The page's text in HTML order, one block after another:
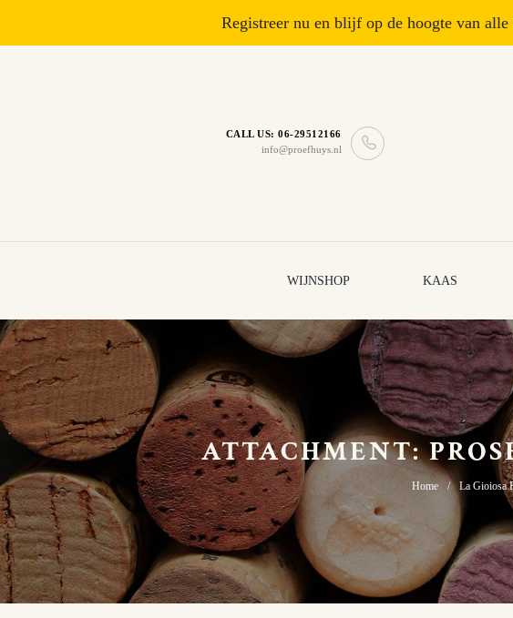
CALL US: 06-29512166
info@proefhuys.nl
WIJNSHOP KAAS
ATTACHMENT:
Home La Gioiosa
Registreer nu en blijf op de hoogte van